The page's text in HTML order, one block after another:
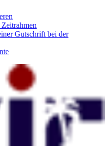
Gutschrift bei der